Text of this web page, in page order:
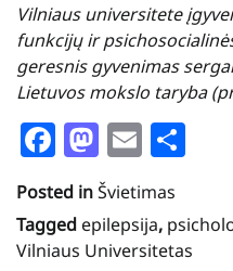
Vilniaus universitete
funkcijų ir
geresnis gyvenimas
Lietuvos mokslo taryba
Facebook
Email
Posted inŠvietimas
Tagged epilepsija,
Vilniaus Universitetas